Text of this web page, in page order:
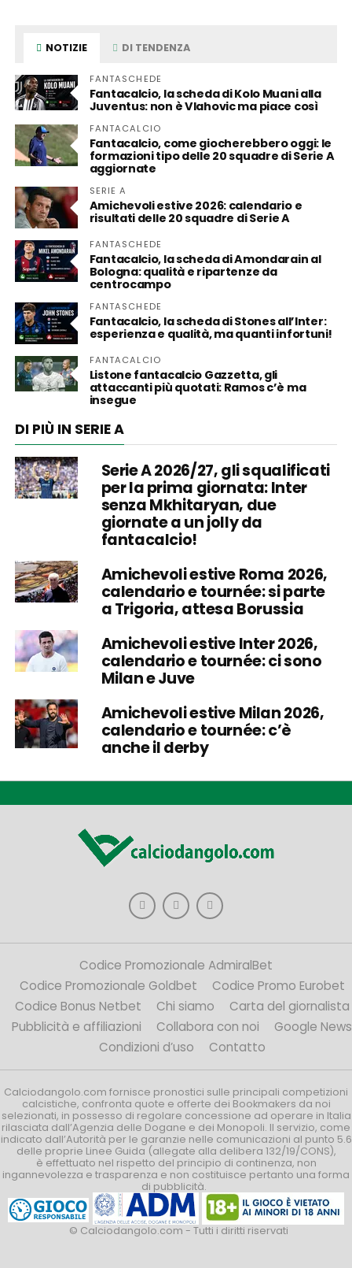
NOTIZIE DI TENDENZA
FANTASCHEDE
Fantacalcio, la scheda di Kolo Muani alla
Juventus: non è Vlahovic ma piace così
FANTACALCIO
Fantacalcio, come giocherebbero oggi: le
formazioni tipo delle 20 squadre di Serie A
aggiornate
SERIE A
Amichevoli estive 2026: calendario e
risultati delle 20 squadre di Serie A
FANTASCHEDE
Fantacalcio, la scheda di Amondarain al
Bologna: qualità e ripartenze da
centrocampo
FANTASCHEDE
Fantacalcio, la scheda di Stones all’Inter:
esperienza e qualità, ma quanti infortuni!
FANTACALCIO
Listone fantacalcio Gazzetta, gli
attaccanti più quotati: Ramos c’è ma
insegue
DI PIÙ IN SERIE A
Serie A 2026/27, gli squalificati
per la prima giornata: Inter
senza Mkhitaryan, due
giornate a un jolly da
fantacalcio!
Amichevoli estive Roma 2026,
calendario e tournée: si parte
a Trigoria, attesa Borussia
Amichevoli estive Inter 2026,
calendario e tournée: ci sono
Milan e Juve
Amichevoli estive Milan 2026,
calendario e tournée: c’è
anche il derby
Codice Promozionale AdmiralBet
Codice Promozionale Goldbet
Codice Promo Eurobet
Codice Bonus Netbet
Chi siamo
Carta del giornalista
Pubblicità e affiliazioni
Collabora con noi
Google News
Condizioni d’uso
Contatto
Calciodangolo.com fornisce pronostici sulle principali competizioni
calcistiche, confronta quote e offerte dei Bookmakers da noi
selezionati, in possesso di regolare concessione ad operare in Italia
rilasciata dall’Agenzia delle Dogane e dei Monopoli. Il servizio, come
indicato dall’Autorità per le garanzie nelle comunicazioni al punto 5.6
delle proprie Linee Guida (allegate alla delibera 132/19/CONS),
è effettuato nel rispetto del principio di continenza, non
ingannevolezza e trasparenza e non costituisce pertanto una forma
di pubblicità.
© Calciodangolo.com - Tutti i diritti riservati